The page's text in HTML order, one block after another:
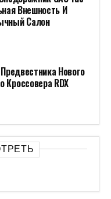
Внешность И
Салон
Нового
Кроссовера RDX